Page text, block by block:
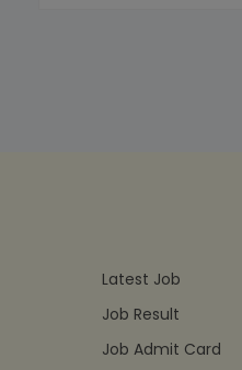
Latest Job
Job Result
Job Admit Card